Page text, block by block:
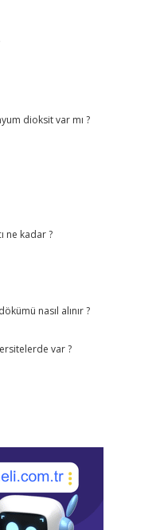
dioksit var mı ?
ne kadar ?
nasıl alınır ?
var ?